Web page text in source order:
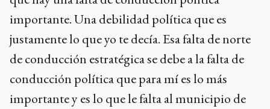
importante. Una debilidad política que es
justamente lo que yo te decía. Esa falta de norte
de conducción estratégica se debe a la falta de
conducción política que para mí es lo más
importante y es lo que le falta al municipio de